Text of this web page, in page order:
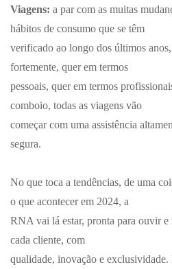
Viagens: a par com as muitas
hábitos de consumo que se têm
verificado ao longo dos últimos
fortemente, quer em termos
pessoais, quer em termos
comboio, todas as viagens vão
começar com uma assistência
segura.
No que toca a tendências, de uma
o que acontecer em 2024, a
RNA vai lá estar, pronta para ouvir e
cada cliente, com
qualidade, inovação e exclusividade.